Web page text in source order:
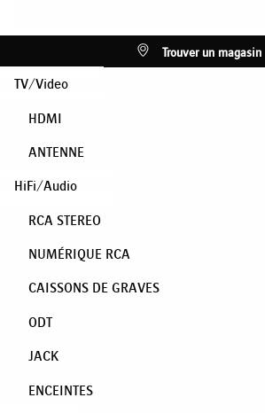
Trouver un magasin
TV/Video
HDMI
ANTENNE
HiFi/Audio
RCA STEREO
NUMÉRIQUE RCA
CAISSONS DE GRAVES
ODT
JACK
ENCEINTES